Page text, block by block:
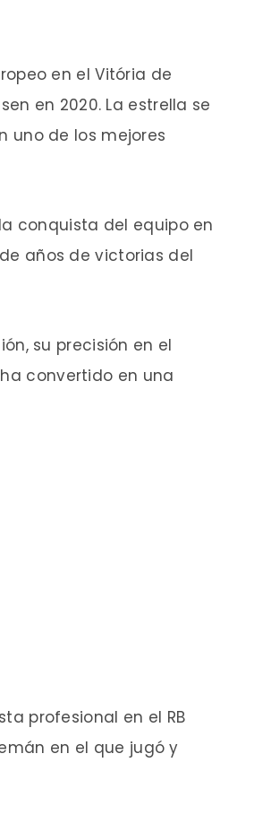
en el Vitória de
en 2020. La estrella se
uno de los mejores
conquista del equipo en
años de victorias del
su precisión en el
convertido en una
profesional en el RB
en el que jugó y